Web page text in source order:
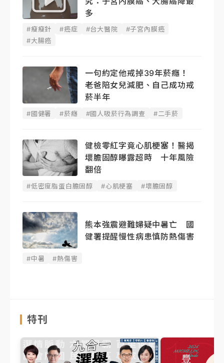
多
#瘦瘦針 #癌症 #台大醫院
#子宮內膜癌
#大腸癌
一句約定他戒掉39年菸癮！
老爸陪女兒減肥、自己成功戒
菸半年
#國健署 #菸癮 #國人吸菸行為調查 #二手菸
健檢零紅字竟心肌梗塞！醫揭
壞膽固醇曝露超時 十年風險
翻倍
#低密度脂蛋白膽固醇 #心肌梗塞 #壞膽固醇
熊本強震避難婦疑中暑亡 國
健署提醒慢性病患慎防熱傷害
#中暑 #熱傷害
特刊